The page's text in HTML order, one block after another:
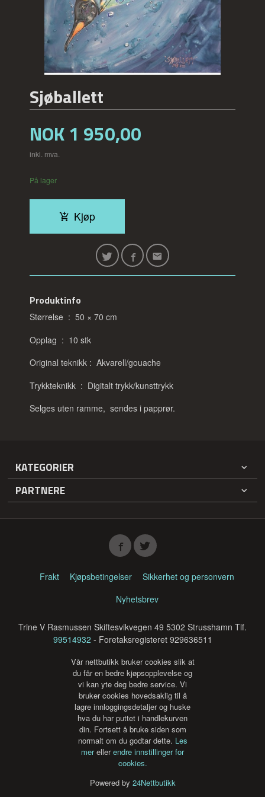
Sjøballett
Pris
NOK1 950,00
inkl. mva.
På lager
Kjøp
Produktinfo
Størrelse : 50 × 70 cm
Opplag : 10 stk
Original teknikk : Akvarell/gouache
Trykkteknikk : Digitalt trykk/kunsttrykk
Selges uten ramme, sendes i papprør.
KATEGORIER
PARTNERE
Frakt Kjøpsbetingelser
Sikkerhet og personvern
Nyhetsbrev
Trine V Rasmussen Skiftesvikvegen 49 5302 Strusshamn Tlf.
99514932 - Foretaksregisteret 929636511
Vår nettbutikk bruker cookies slik at
du får en bedre kjøpsopplevelse og
vi kan yte deg bedre service. Vi
bruker cookies hovedsaklig til å
lagre innloggingsdetaljer og huske
hva du har puttet i handlekurven
din. Fortsett å bruke siden som
normalt om du godtar dette. Les
merellerendre innstillinger for
cookies.
Powered by 24Nettbutikk